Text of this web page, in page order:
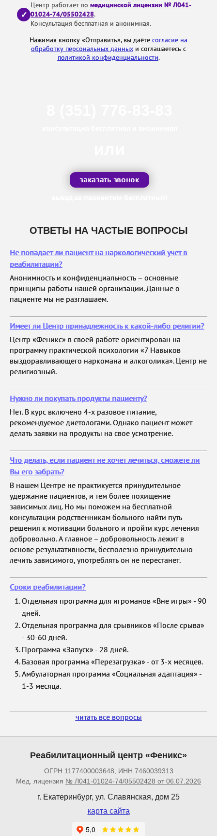
✓
Центр работает по медицинской лицензии № Л041-
01024-74/05502428.
Консультация бесплатная и анонимная.
Нажимая кнопку «Отправить», вы даёте согласие на
обработку персональных данных и соглашаетесь с
политикой конфиденциальности.
заказать звонок
ОТВЕТЫ НА ЧАСТЫЕ ВОПРОСЫ
Не попадает ли пациент на наркологический учет в
реабилитации?
Анонимность и конфиденциальность – основные
принципы работы нашей организации. Данные о
пациенте мы не разглашаем.
Имеет ли Центр принадлежность к какой-либо религии?
Центр «Феникс» в своей работе ориентирован на
программу практической психологии «7 Навыков
выздоравливающего наркомана и алкоголика». Центр не
религиозный.
Нужно ли покупать продукты пациенту?
Нет. В курс включено 4-х разовое питание,
рекомендуемое диетологами. Однако пациент может
делать заявки на продукты на свое усмотрение.
Что делать, если пациент не хочет лечиться, сможете ли
Вы его забрать?
В нашем Центре не практикуется принудительное
удержание пациентов, и тем более похищение
зависимых лиц. Но мы поможем на бесплатной
консультации родственникам больного найти путь
решения к мотивации больного и пройти курс лечения
добровольно. А главное – добровольность лежит в
основе результативности, бесполезно принудительно
лечить зависимого, употреблять он не перестанет.
Сроки реабилитации?
Отдельная программа для игроманов «Вне игры» - 90
дней.
Отдельная программа для срывников «После срыва»
- 30-60 дней.
Программа «Запуск» - 28 дней.
Базовая программа «Перезагрузка» - от 3-х месяцев.
Амбулаторная программа «Социальная адаптация» -
1-3 месяца.
читать все вопросы
Реабилитационный центр «Феникс»
ОГРН 1177400003648, ИНН 7460039313
Мед. лицензия № Л041-01024-74/05502428 от 06.07.2026
г. Екатеринбург, ул. Славянская, дом 25
карта сайта